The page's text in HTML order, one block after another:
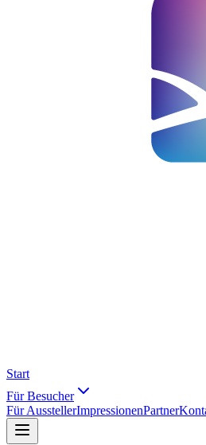
Start
Für Besucher
Für AusstellerImpressionenPartner